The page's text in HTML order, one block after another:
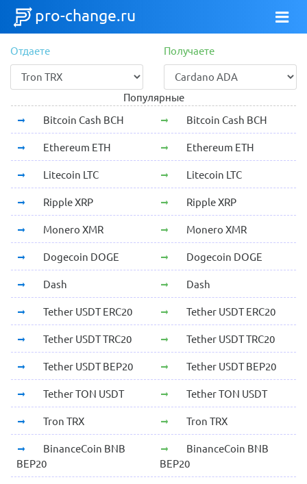
pro-change.ru
Отдаете Получаете
Популярные
Bitcoin Cash BCH
Bitcoin Cash BCH
Ethereum ETH Ethereum ETH
Litecoin LTC Litecoin LTC
Ripple XRP Ripple XRP
Monero XMR Monero XMR
Dogecoin DOGE Dogecoin DOGE
Dash Dash
Tether USDT ERC20 Tether USDT ERC20
Tether USDT TRC20 Tether USDT TRC20
Tether USDT BEP20 Tether USDT BEP20
Tether TON USDT Tether TON USDT
Tron TRX Tron TRX
BinanceCoin BNB
BEP20
BinanceCoin BNB
BEP20